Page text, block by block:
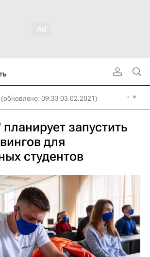
(обновлено: 09:33 03.02.2021)
запустить
для
студентов